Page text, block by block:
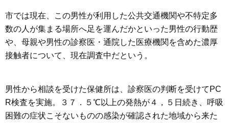
市では現在、この男性が利用した公共交通機関や不特定多
数の人が集まる場所へ足を運んだかといった男性の行動歴
や、母親や男性の診察医・通院した医療機関を含めた濃厚
接触者について、現在調査中だという。
男性から相談を受けた保健所は、診察医の判断を受けてPC
R検査を実施。３７．５℃以上の発熱が４，５日続き、呼吸
困難の症状こそないものの感染が確認された地域から来た